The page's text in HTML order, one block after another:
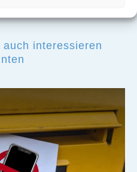
interessieren